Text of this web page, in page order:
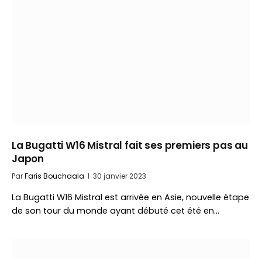
La Bugatti W16 Mistral fait ses premiers pas au
Japon
ParFaris Bouchaala 30 janvier 2023
La Bugatti W16 Mistral est arrivée en Asie, nouvelle étape
de son tour du monde ayant débuté cet été en…